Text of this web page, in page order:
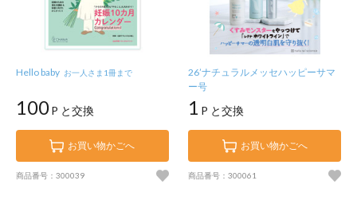
Hello baby お一人さま1冊まで
100P と交換
お買い物かごへ
商品番号：300039
26’ナチュラルメッセハッピーサマ
ー号
1 P と交換
お買い物かごへ
商品番号：300061